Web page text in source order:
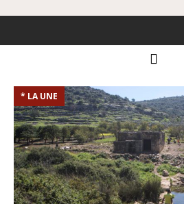
* LA UNE